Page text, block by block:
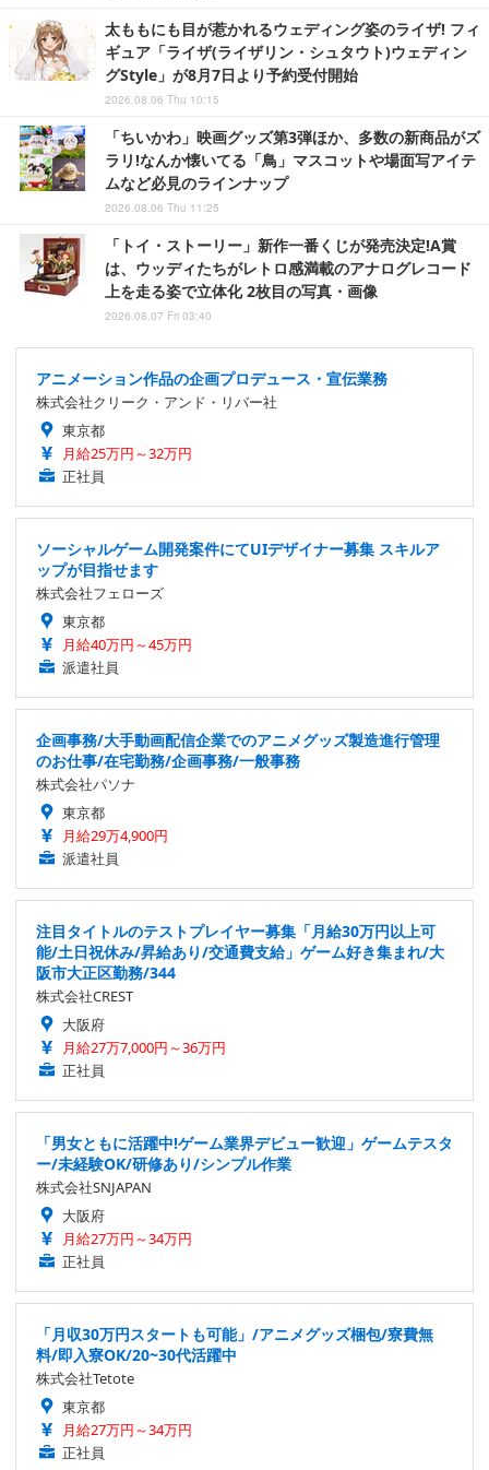
太ももにも目が惹かれるウェディング姿のライザ! フィ
ギュア「ライザ(ライザリン・シュタウト)ウェディン
グStyle」が8月7日より予約受付開始
2026.08.06 Thu 10:15
「ちいかわ」映画グッズ第3弾ほか、多数の新商品がズ
ラリ!なんか懐いてる「鳥」マスコットや場面写アイテ
ムなど必見のラインナップ
2026.08.06 Thu 11:25
「トイ・ストーリー」新作一番くじが発売決定!A賞
は、ウッディたちがレトロ感満載のアナログレコード
上を走る姿で立体化 2枚目の写真・画像
2026.08.07 Fri 03:40
アニメーション作品の企画プロデュース・宣伝業務
株式会社クリーク・アンド・リバー社
東京都
月給25万円～32万円
正社員
ソーシャルゲーム開発案件にてUIデザイナー募集 スキルア
ップが目指せます
株式会社フェローズ
東京都
月給40万円～45万円
派遣社員
企画事務/大手動画配信企業でのアニメグッズ製造進行管理
のお仕事/在宅勤務/企画事務/一般事務
株式会社パソナ
東京都
月給29万4,900円
派遣社員
注目タイトルのテストプレイヤー募集「月給30万円以上可
能/土日祝休み/昇給あり/交通費支給」ゲーム好き集まれ/大
阪市大正区勤務/344
株式会社CREST
大阪府
月給27万7,000円～36万円
正社員
「男女ともに活躍中!ゲーム業界デビュー歓迎」ゲームテスタ
ー/未経験OK/研修あり/シンプル作業
株式会社SNJAPAN
大阪府
月給27万円～34万円
正社員
「月収30万円スタートも可能」/アニメグッズ梱包/寮費無
料/即入寮OK/20~30代活躍中
株式会社Tetote
東京都
月給27万円～34万円
正社員